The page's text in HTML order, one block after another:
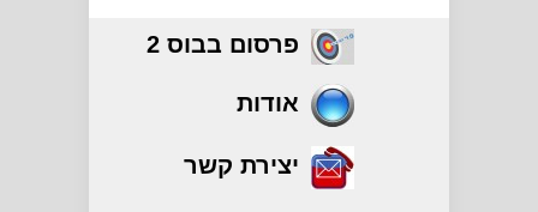
פרסום בבוס 2
אודות
יצירת קשר